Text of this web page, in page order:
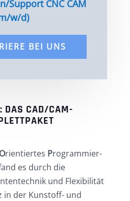
Support CNC CAM
w/d)
BEI UNS
DAS CAD/CAM-
Orientiertes Programmier-
es durch die
und Flexibilität
in der Kunstoff- und